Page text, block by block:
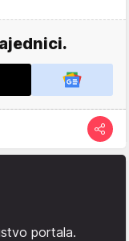
portala.